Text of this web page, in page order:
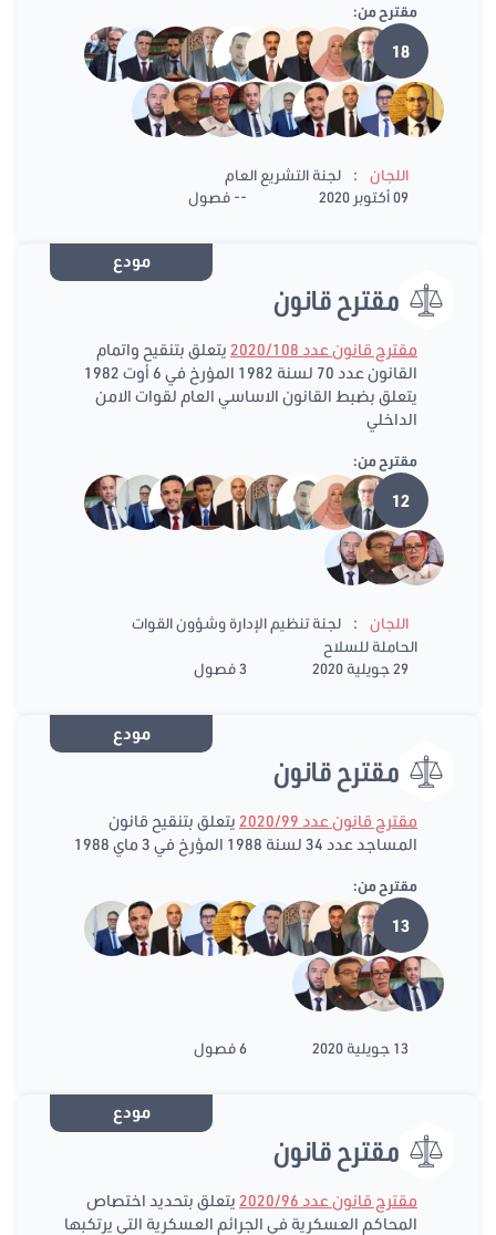
مقترح من:
18
اللجان :
لجنة التشريع العام
09 أكتوبر 2020
-- فصول
مودع
مقترح قانون
مقترح قانون عدد 2020/108
يتعلق بتنقيح واتمام
القانون عدد 70 لسنة 1982 المؤرخ في 6 أوت 1982
يتعلق بضبط القانون الاساسي العام لقوات الامن
الداخلي
مقترح من:
12
اللجان :
لجنة تنظيم الإدارة وشؤون القوات
الحاملة للسلاح
29 جويلية 2020
3 فصول
مودع
مقترح قانون
مقترح قانون عدد 2020/99
يتعلق بتنقيح قانون
المساجد عدد 34 لسنة 1988 المؤرخ في 3 ماي 1988
مقترح من:
13
13 جويلية 2020 6 فصول
مودع
مقترح قانون
مقترح قانون عدد 2020/96
يتعلق بتحديد اختصاص
المحاكم العسكرية في الجرائم العسكرية التي يرتكبها